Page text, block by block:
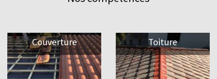
Couverture Toiture